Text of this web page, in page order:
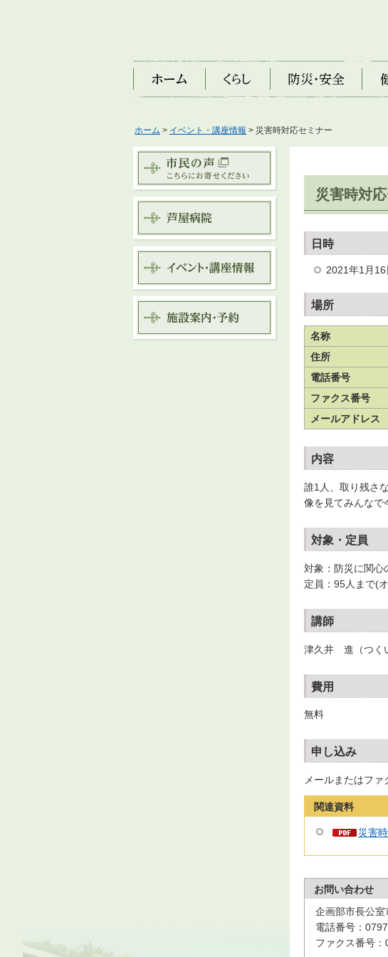
ホーム くらし 防災・安全 健康
ホーム > イベント・講座情報 > 災害時対応セミナー
災害時対
日時
2021年1月
場所
名称
住所
電話番号
ファクス番号
メールアドレス
内容
誰1人、取り残さ
像を見てみんなで
対象・定員
対象：防災に関心
定員：95人まで(
講師
津久井 進（つく
費用
無料
申し込み
メールまたはフ
関連資料
災害
お問い合わせ
企画部市長公
電話番号：
ファクス番号